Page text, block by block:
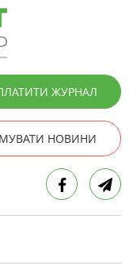
ЖУРНАЛ
НОВИНИ